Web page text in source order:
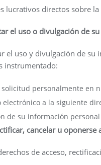
lucrativos directos sobre
el uso o divulgación de
el uso y divulgación de su
instrumentado:
personalmente en
electrónico a la siguiente
de su información
cancelar u
de acceso,